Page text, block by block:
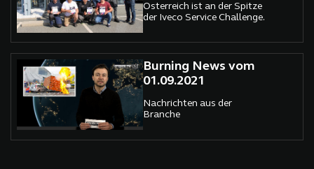
Österreich ist an der Spitze
der Iveco Service Challenge.
Burning News vom
01.09.2021
Nachrichten aus der
Branche